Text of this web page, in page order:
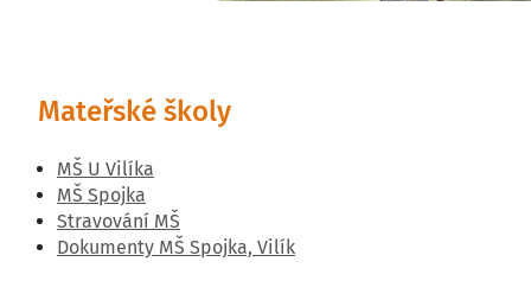
Mateřské školy
MŠ U Vilíka
MŠ Spojka
Stravování MŠ
Dokumenty MŠ Spojka, Vilík